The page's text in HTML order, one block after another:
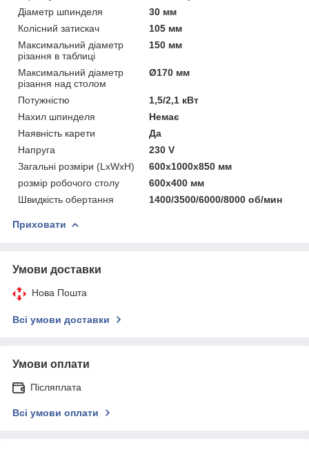
Діаметр шпинделя
30 мм
Колісний затискач
105 мм
Максимальний діаметр
різання в таблиці
150 мм
Максимальний діаметр
різання над столом
Ø170 мм
Потужністю
1,5/2,1 кВт
Нахил шпинделя
Немає
Наявність карети
Да
Напруга
230 V
Загальні розміри (LxWxH)
600x1000x850 мм
розмір робочого столу
600x400 мм
Швидкість обертання
1400/3500/6000/8000 об/мин
Приховати
Умови доставки
Нова Пошта
Всі умови доставки
Умови оплати
Післяплата
Всі умови оплати